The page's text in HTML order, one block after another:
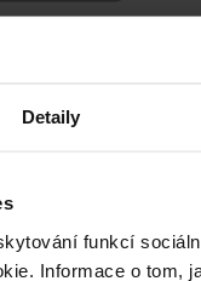
Detaily
funkcí
Informace o tom,